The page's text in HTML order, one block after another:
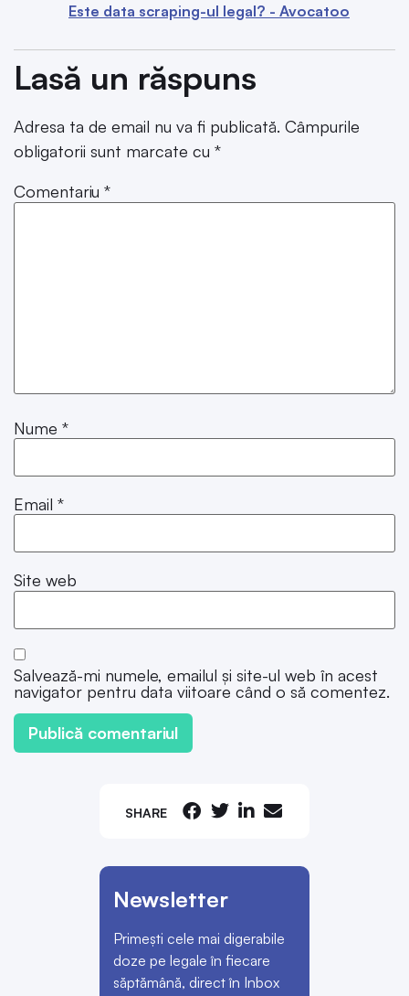
SHARE
Newsletter
Primești cele mai digerabile
doze pe legale în fiecare
săptămână, direct în Inbox
Este data scraping-ul legal? - Avocatoo
Lasă un răspuns
Adresa ta de email nu va fi publicată. Câmpurile
obligatorii sunt marcate cu *
Comentariu *
Nume *
Email *
Site web
Salvează-mi numele, emailul și site-ul web în acest
navigator pentru data viitoare când o să comentez.